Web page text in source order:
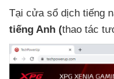
Tại cửa sổ dịch tiếng
tiếng Anh (thao tác